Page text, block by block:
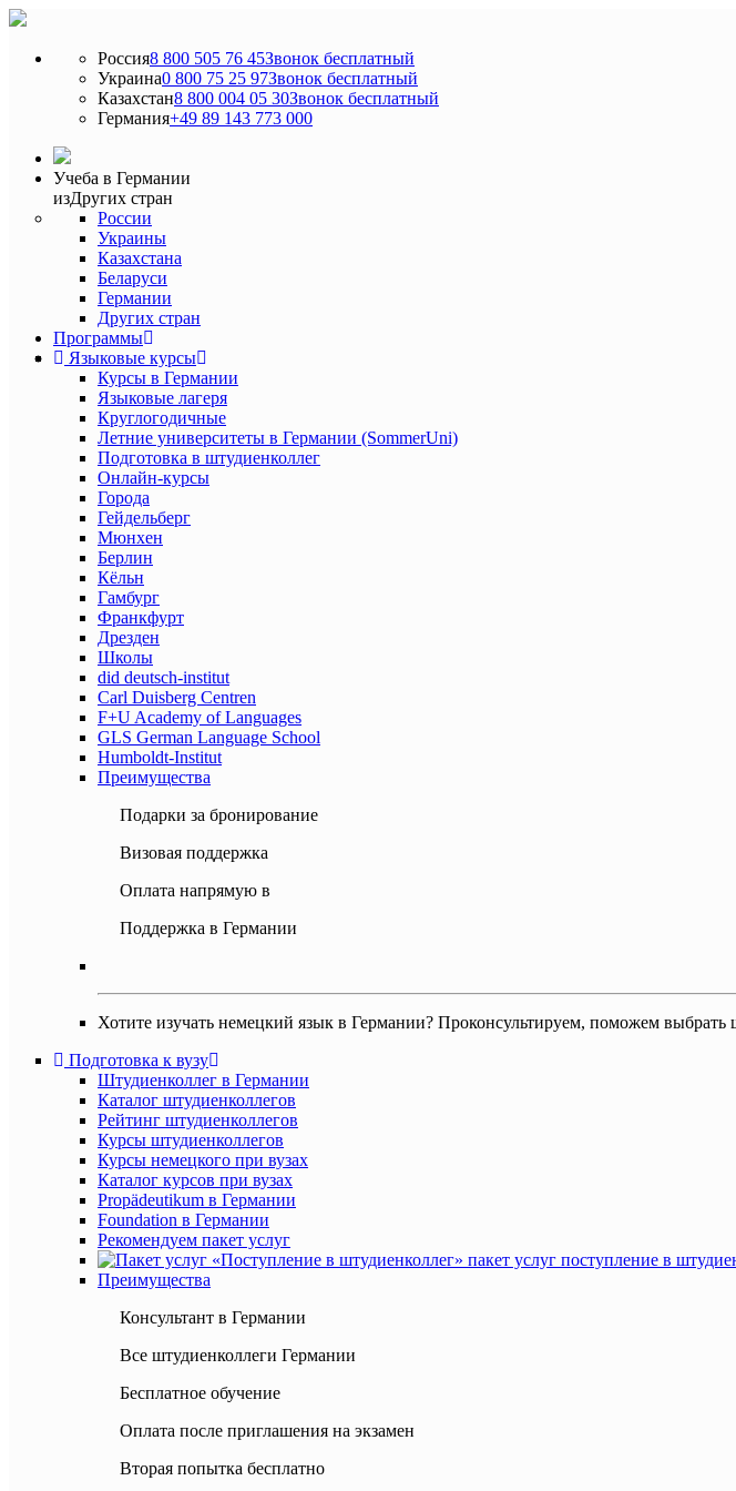
Россия8 800 505 76 45Звонок бесплатный
Украина0 800 75 25 97Звонок бесплатный
Казахстан8 800 004 05 30Звонок бесплатный
Германия+49 89 143 773 000
Учеба в Германии
изДругих стран
России
Украины
Казахстана
Беларуси
Германии
Других стран
Программы
Языковые курсы
Курсы в Германии
Языковые лагеря
Круглогодичные
Летние университеты в Германии (SommerUni)
Подготовка в штудиенколлег
Онлайн-курсы
Города
Гейдельберг
Мюнхен
Берлин
Кёльн
Гамбург
Франкфурт
Дрезден
Школы
did deutsch-institut
Carl Duisberg Centren
F+U Academy of Languages
GLS German Language School
Humboldt-Institut
Преимущества
Подарки за бронирование
Визовая поддержка
Оплата напрямую в
Поддержка в Германии
Хотите изучать немецкий язык в Германии? Проконсультируем, поможем выбрать
Подготовка к вузу
Штудиенколлег в Германии
Каталог штудиенколлегов
Рейтинг штудиенколлегов
Курсы штудиенколлегов
Курсы немецкого при вузах
Каталог курсов при вузах
Propädeutikum в Германии
Foundation в Германии
Рекомендуем пакет услуг
Преимущества
Консультант в Германии
Все штудиенколлеги Германии
Бесплатное обучение
Оплата после приглашения на экзамен
Вторая попытка бесплатно